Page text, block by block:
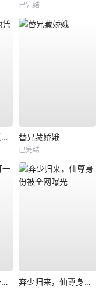
已完结
姐凭本事胖，他凭本事追 替兄藏娇娥
已完结
这门婚事，主打一个反向饲养 弃少归来，仙尊身份被全网曝光